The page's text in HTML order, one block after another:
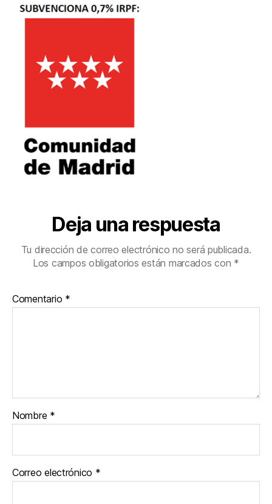
Deja una respuesta
Tu dirección de correo electrónico no será publicada.
Los campos obligatorios están marcados con *
Comentario *
Nombre *
Correo electrónico *